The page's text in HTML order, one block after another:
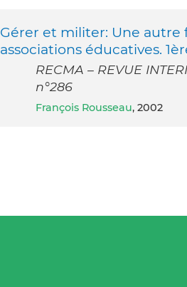
Gérer et militer: Une autre
associations éducatives.
RECMA – REVUE
n°286
François Rousseau, 2002